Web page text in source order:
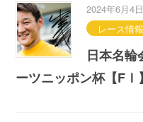
2024年6月4日
レース情報
日本名輪
ーツニッポン杯【